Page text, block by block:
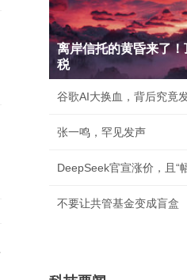
离岸信托的黄昏来了
税
谷歌AI大换血，背后究竟
张一鸣，罕见发声
DeepSeek官宣涨价，且“
不要让共管基金变成盲盒